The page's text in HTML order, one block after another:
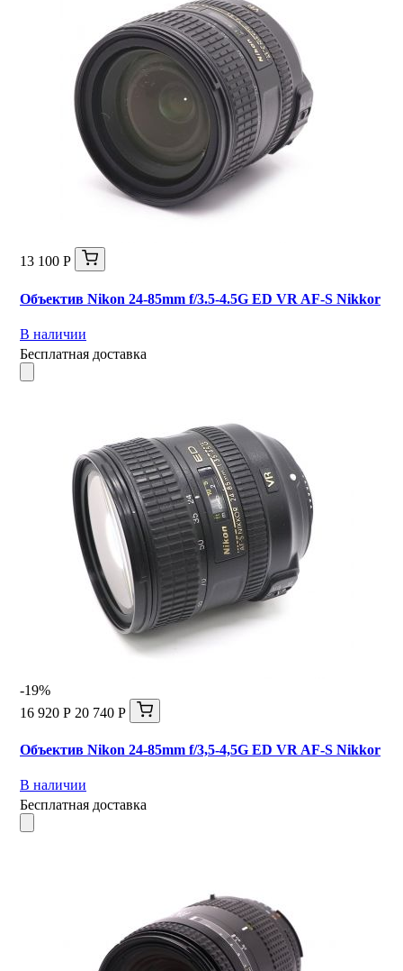
13 100 Р
Объектив Nikon 24-85mm f/3.5-4.5G ED VR AF-S Nikkor
В наличии
Бесплатная доставка
-19%
16 920 Р 20 740 Р
Объектив Nikon 24-85mm f/3,5-4,5G ED VR AF-S Nikkor
В наличии
Бесплатная доставка